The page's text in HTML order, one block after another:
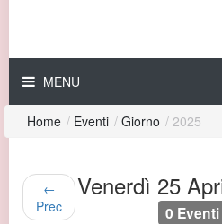
MENU
Home / Eventi / Giorno / 2025
←
Prec
Venerdì 25
0 Eventi